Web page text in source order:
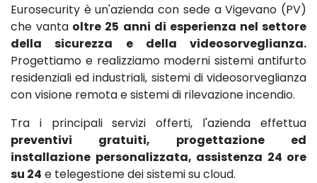
Eurosecurity è un'azienda con sede a Vigevano (PV)
che vanta oltre 25 anni di esperienza nel settore
della sicurezza e della videosorveglianza.
Progettiamo e realizziamo moderni sistemi antifurto
residenziali ed industriali, sistemi di videosorveglianza
con visione remota e sistemi di rilevazione incendio.
Tra i principali servizi offerti, l'azienda effettua
preventivi gratuiti, progettazione ed
installazione personalizzata, assistenza 24 ore
su 24 e telegestione dei sistemi su cloud.